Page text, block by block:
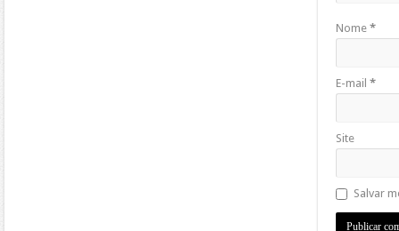
Nome *
E-mail *
Site
Salvar